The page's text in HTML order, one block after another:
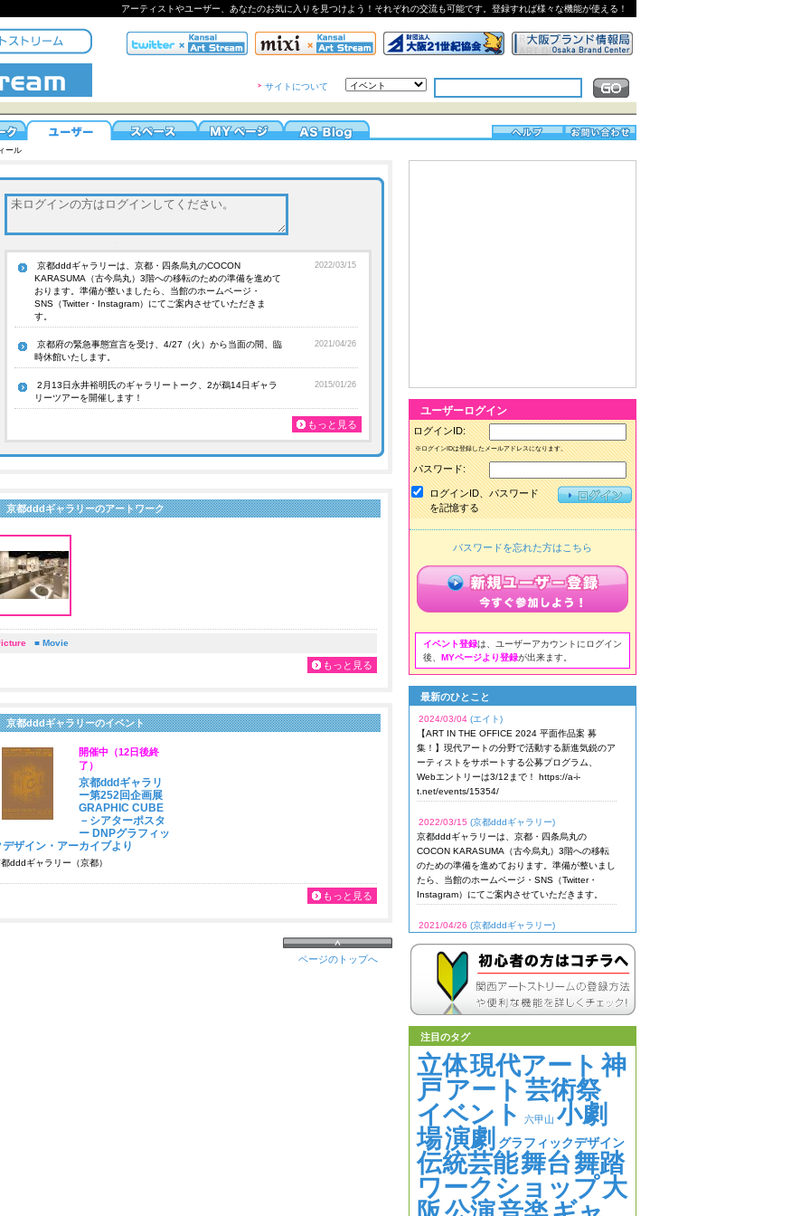
アーティストやユーザー、あなたのお気に入りを見つけよう！それぞれの交流も可能です。登録すれば様々な機能が使える！
サイトについて
ール
京都dddギャラリーは、京都・四条烏丸のCOCON
KARASUMA（古今烏丸）3階への移転のための準備を進めて
おります。準備が整いましたら、当館のホームページ・
SNS（Twitter・Instagram）にてご案内させていただきま
す。
2022/03/15
京都府の緊急事態宣言を受け、4/27（火）から当面の間、臨
時休館いたします。
2021/04/26
2月13日永井裕明氏のギャラリートーク、2が鵜14日ギャラ
リーツアーを開催します！
2015/01/26
もっと見る
京都dddギャラリーのアートワーク
■ Movie
もっと見る
京都dddギャラリーのイベント
開催中（12日後終
了）
京都dddギャラリ
ー第252回企画展
GRAPHIC CUBE
－シアターポスタ
ー DNPグラフィッ
デザイン・アーカイブより
dddギャラリー（京都）
もっと見る
ページのトップへ
ユーザーログイン
ログインID:
※ログインIDは登録したメールアドレスになります。
パスワード:
ログインID、パスワード
を記憶する
パスワードを忘れた方はこちら
イベント登録は、ユーザーアカウントにログイン
後、 MYページより登録が出来ます。
最新のひとこと
2024/03/04 (エイト)
【ART IN THE OFFICE 2024 平面作品案 募
集！】現代アートの分野で活動する新進気鋭のア
ーティストをサポートする公募プログラム、
Webエントリーは3/12まで！ https://a-i-
t.net/events/15354/
2022/03/15 (京都dddギャラリー)
京都dddギャラリーは、京都・四条烏丸の
COCON KARASUMA（古今烏丸）3階への移転
のための準備を進めております。準備が整いまし
たら、当館のホームページ・SNS（Twitter・
Instagram）にてご案内させていただきます。
2021/04/26 (京都dddギャラリー)
当面の間、臨時休館いたします。
2017/08/19
(カリー 2)
http://www.aids-etc.com/20170508181144-p-
13506.htmlアディダス イージー ブースト 350
V2 CP9366
2017/08/19 (カリー 2)
http://www.aids-etc.com/20170620222504-p-
13702.html
注目のタグ
立体現代アート 神
戸アート 芸術祭
イベント
六甲山 小劇
場演劇 グラフィックデザイン
伝統芸能舞台舞踏
ワークショップ大